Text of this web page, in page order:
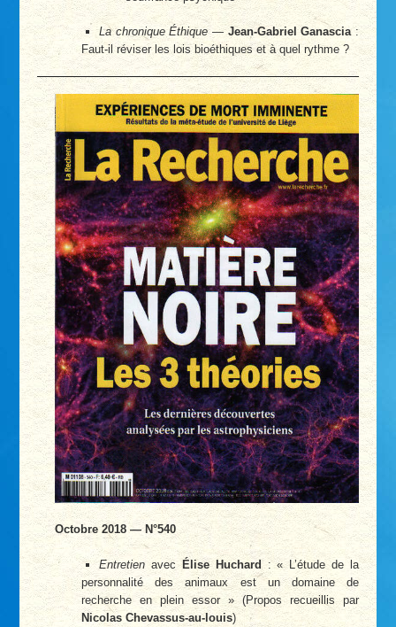
La chronique Éthique—Jean-Gabriel Ganascia:
Faut-il réviser les lois bioéthiques et à quel rythme ?
Octobre 2018 — N°540
Entretien avec Élise Huchard : « L’étude de la
personnalité des animaux est un domaine de
recherche en plein essor » (Propos recueillis par
Nicolas Chevassus-au-louis)